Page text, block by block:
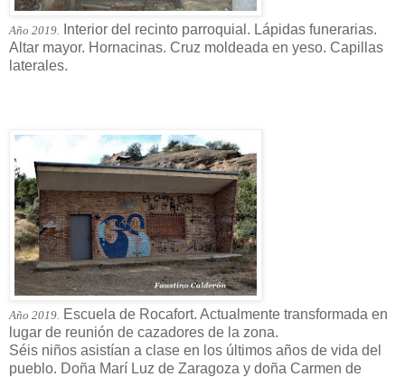
Año 2019.
Interior del recinto parroquial. Lápidas funerarias.
Altar mayor. Hornacinas. Cruz moldeada en yeso. Capillas
laterales.
Año 2019.
Escuela de Rocafort. Actualmente transformada en
lugar de reunión de cazadores de la zona.
Séis niños asistían a clase en los últimos años de vida del
pueblo. Doña Marí Luz de Zaragoza y doña Carmen de